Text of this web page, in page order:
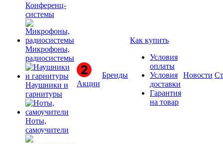
Конференц-
системы
Микрофоны,
радиосистемы
Наушники и
гарнитуры
Ноты,
самоучители
Акции
Бренды
Как купить
Условия
оплаты
Условия
доставки
Гарантия
на товар
Новости